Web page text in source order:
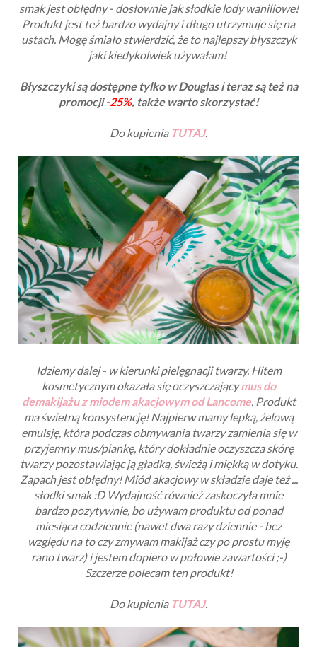
smak jest obłędny - dosłownie jak słodkie lody waniliowe!
Produkt jest też bardzo wydajny i długo utrzymuje się na
ustach. Mogę śmiało stwierdzić, że to najlepszy błyszczyk
jaki kiedykolwiek używałam!
Błyszczyki są dostępne tylko w Douglas i teraz są też na
promocji-25%, także warto skorzystać!
Do kupienia TUTAJ.
Idziemy dalej - w kierunki pielęgnacji twarzy. Hitem
kosmetycznym okazała się oczyszczającymus do
demakijażu z miodem akacjowym od Lancome. Produkt
ma świetną konsystencję! Najpierw mamy lepką, żelową
emulsję, która podczas obmywania twarzy zamienia się w
przyjemny mus/piankę, który dokładnie oczyszcza skórę
twarzy pozostawiając ją gładką, świeżą i miękką w dotyku.
Zapach jest obłędny! Miód akacjowy w składzie daje też ...
słodki smak :D Wydajność również zaskoczyła mnie
bardzo pozytywnie, bo używam produktu od ponad
miesiąca codziennie (nawet dwa razy dziennie - bez
względu na to czy zmywam makijaż czy po prostu myję
rano twarz) i jestem dopiero w połowie zawartości ;-)
Szczerze polecam ten produkt!
Do kupienia TUTAJ.